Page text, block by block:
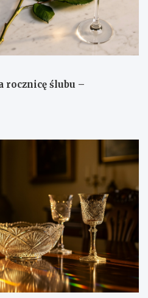
rocznicę ślubu –